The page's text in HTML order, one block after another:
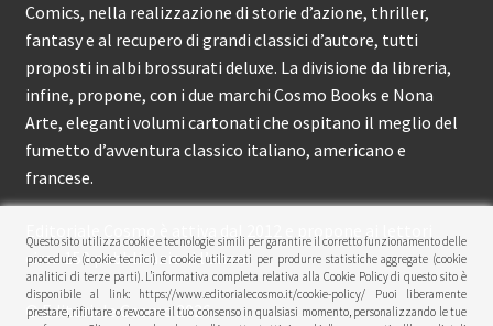
Comics, nella realizzazione di storie d’azione, thriller,
fantasy e al recupero di grandi classici d’autore, tutti
proposti in albi brossurati deluxe. La divisione da libreria,
infine, propone, con i due marchi Cosmo Books e Nona
Arte, eleganti volumi cartonati che ospitano il meglio del
fumetto d’avventura classico italiano, americano e
francese.
circa 150 pubblicazioni l’anno.
© Editoriale Cosmo 2026
Questo sito utilizza cookie e tecnologie simili per garantire il corretto funzionamento delle
procedure (cookie tecnici) e cookie utilizzati per produrre statistiche aggregate (cookie
analitici di terze parti). L’informativa completa relativa alla Cookie Policy di questo sito è
disponibile al link: https://www.editorialecosmo.it/cookie-policy/ Puoi liberamente
prestare, rifiutare o revocare il tuo consenso in qualsiasi momento, personalizzando le tue